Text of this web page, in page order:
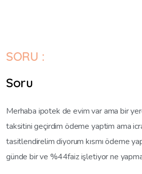
SORU :
Soru
Merhaba ipotek de evim var ama bir
taksitini geçirdim ödeme yaptim ama
tasitlendirelim diyorum kısmı ödeme
günde bir ve %44faiz işletiyor ne